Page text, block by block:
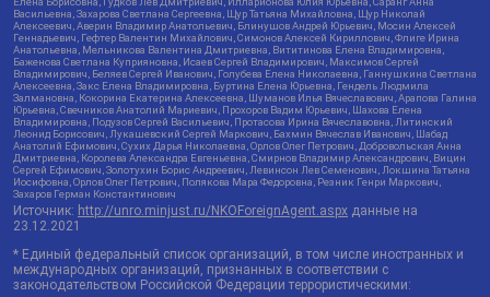
Васильевна, Захарова Светлана Сергеевна, Щур Татьяна Михайловна, Щур Николай
Алексеевич, Аверин Владимир Анатольевич, Блинушов Андрей Юрьевич, Мосин Алексей
Геннадьевич, Гефтер Валентин Михайлович, Симонов Алексей Кириллович, Флиге Ирина
Анатольевна, Мельникова Валентина Дмитриевна, Вититинова Елена Владимировна,
Баженова Светлана Куприяновна, Исаев Сергей Владимирович, Максимов Сергей
Владимирович, Беляев Сергей Иванович, Голубева Елена Николаевна, Ганнушкина Светлана
Алексеевна, Закс Елена Владимировна, Буртина Елена Юрьевна, Гендель Людмила
Залмановна, Кокорина Екатерина Алексеевна, Шуманов Илья Вячеславович, Арапова Галина
Юрьевна, Свечников Анатолий Мариевич, Прохоров Вадим Юрьевич, Шахова Елена
Владимировна, Подузов Сергей Васильевич, Протасова Ирина Вячеславовна, Литинский
Леонид Борисович, Лукашевский Сергей Маркович, Бахмин Вячеслав Иванович, Шабад
Анатолий Ефимович, Сухих Дарья Николаевна, Орлов Олег Петрович, Добровольская Анна
Дмитриевна, Королева Александра Евгеньевна, Смирнов Владимир Александрович, Вицин
Сергей Ефимович, Золотухин Борис Андреевич, Левинсон Лев Семенович, Локшина Татьяна
Иосифовна, Орлов Олег Петрович, Полякова Мара Федоровна, Резник Генри Маркович,
Захаров Герман Константинович
Источник: http://unro.minjust.ru/NKOForeignAgent.aspx данные на
23.12.2021
* Единый федеральный список организаций, в том числе иностранных и
международных организаций, признанных в соответствии с
законодательством Российской Федерации террористическими: